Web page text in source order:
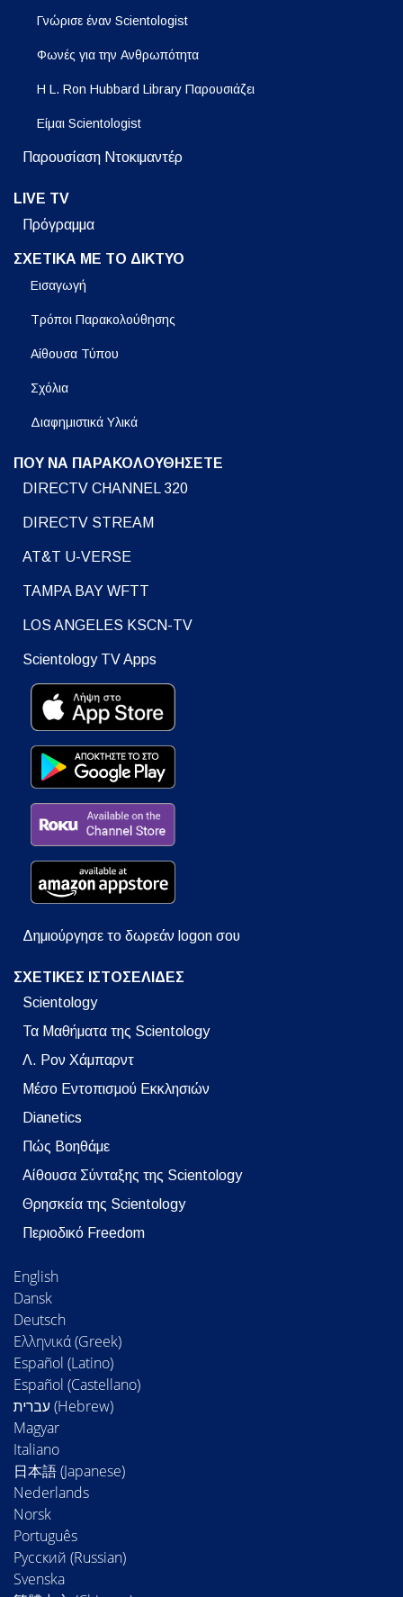
Γνώρισε έναν Scientologist
Φωνές για την Ανθρωπότητα
Η L. Ron Hubbard Library Παρουσιάζει
Είμαι Scientologist
Παρουσίαση Ντοκιμαντέρ
LIVE TV
Πρόγραμμα
ΣΧΕΤΙΚΑ ΜΕ ΤΟ ΔΙΚΤΥΟ
Εισαγωγή
Τρόποι Παρακολούθησης
Αίθουσα Τύπου
Σχόλια
Διαφημιστικά Υλικά
ΠΟΥ ΝΑ ΠΑΡΑΚΟΛΟΥΘΗΣΕΤΕ
DIRECTV CHANNEL 320
DIRECTV STREAM
AT&T U-VERSE
TAMPA BAY WFTT
LOS ANGELES KSCN-TV
Scientology TV Apps
Δημιούργησε το δωρεάν logon σου
ΣΧΕΤΙΚΕΣ ΙΣΤΟΣΕΛΙΔΕΣ
Scientology
Τα Μαθήματα της Scientology
Λ. Ρον Χάμπαρντ
Μέσο Εντοπισμού Εκκλησιών
Dianetics
Πώς Βοηθάμε
Αίθουσα Σύνταξης της Scientology
Θρησκεία της Scientology
Περιοδικό Freedom
English
Dansk
Deutsch
Ελληνικά (Greek)
Español (Latino)
Español (Castellano)
Magyar
Italiano
日本語 (Japanese)
Nederlands
Norsk
Português
Русский (Russian)
Svenska